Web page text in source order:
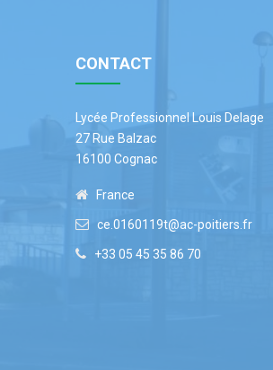
CONTACT
Lycée Professionnel Louis Delage
27 Rue Balzac
16100 Cognac
France
ce.0160119t@ac-poitiers.fr
+33 05 45 35 86 70